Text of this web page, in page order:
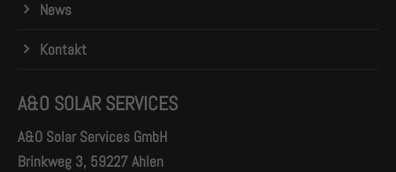
News
Kontakt
A&O SOLAR SERVICES
A&O Solar Services GmbH
Brinkweg 3, 59227 Ahlen